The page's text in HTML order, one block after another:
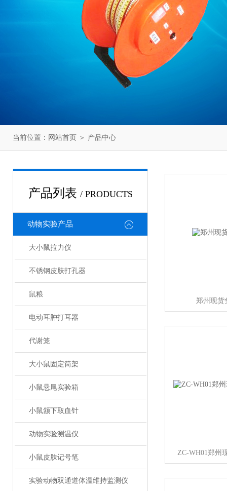
当前位置： 网站首页 ＞ 产品中心
产品列表 / PRODUCTS
动物实验产品
大小鼠拉力仪
不锈钢皮肤打孔器
鼠粮
电动耳肿打耳器
代谢笼
大小鼠固定筒架
小鼠悬尾实验箱
小鼠颔下取血针
动物实验测温仪
小鼠皮肤记号笔
实验动物双通道体温维持监测仪
郑州现货
ZC-WH01郑州